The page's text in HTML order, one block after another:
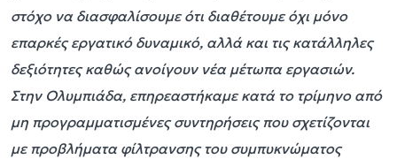
στόχο να διασφαλίσουμε ότι διαθέτουμε όχι μόνο
επαρκές εργατικό δυναμικό, αλλά και τις κατάλληλες
δεξιότητες καθώς ανοίγουν νέα μέτωπα εργασιών.
Στην Ολυμπιάδα, επηρεαστήκαμε κατά το τρίμηνο από
μη προγραμματισμένες συντηρήσεις που σχετίζονται
με προβλήματα φίλτρανσης του συμπυκνώματος